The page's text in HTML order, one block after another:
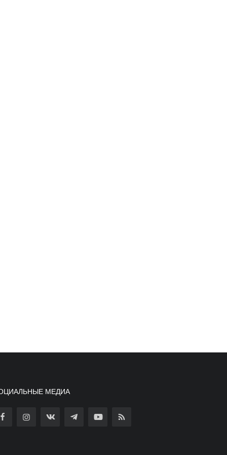
МЕДИА